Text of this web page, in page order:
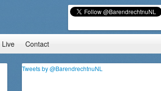
Live Contact
Tweets by @BarendrechtnuNL